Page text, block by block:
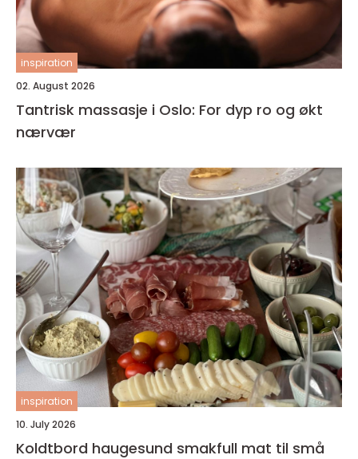
inspiration
02. August 2026
Tantrisk massasje i Oslo: For dyp ro og økt
nærvær
inspiration
10. July 2026
Koldtbord haugesund smakfull mat til små